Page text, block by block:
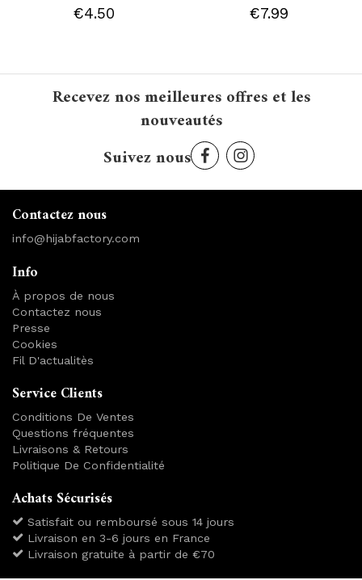
€4.50 €7.99
Recevez nos meilleures offres et les
nouveautés
Suivez nous
Contactez nous
info@hijabfactory.com
Info
À propos de nous
Contactez nous
Presse
Cookies
Fil D'actualitès
Service Clients
Conditions De Ventes
Questions fréquentes
Livraisons & Retours
Politique De Confidentialité
Achats Sécurisés
Satisfait ou remboursé sous 14 jours
Livraison en 3-6 jours en France
Livraison gratuite à partir de €70